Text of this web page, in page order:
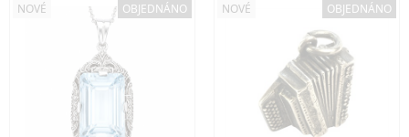
NOVÉ OBJEDNÁNO NOVÉ OBJEDNÁNO